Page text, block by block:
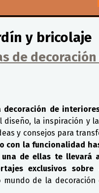
y bricolaje
de
de
diseño, la inspiración y
y consejos para
con la funcionalidad
de ellas te llevará
exclusivos
de la